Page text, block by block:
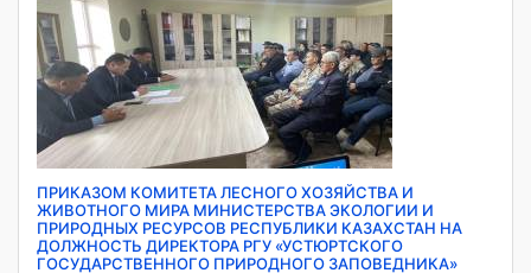
ПРИКАЗОМ КОМИТЕТА ЛЕСНОГО ХОЗЯЙСТВА И
ЖИВОТНОГО МИРА МИНИСТЕРСТВА ЭКОЛОГИИ И
ПРИРОДНЫХ РЕСУРСОВ РЕСПУБЛИКИ КАЗАХСТАН НА
ДОЛЖНОСТЬ ДИРЕКТОРА РГУ «УСТЮРТСКОГО
ГОСУДАРСТВЕННОГО ПРИРОДНОГО ЗАПОВЕДНИКА»